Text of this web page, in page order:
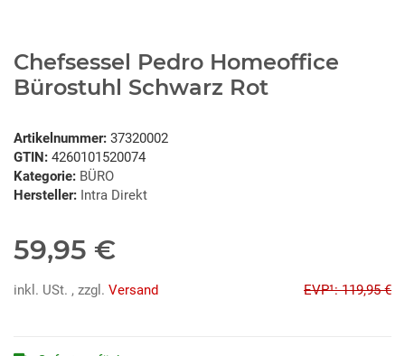
Chefsessel Pedro Homeoffice
Bürostuhl Schwarz Rot
Artikelnummer: 37320002
GTIN: 4260101520074
Kategorie: BÜRO
Hersteller: Intra Direkt
59,95 €
inkl. USt. , zzgl. Versand EVP¹: 119,95 €